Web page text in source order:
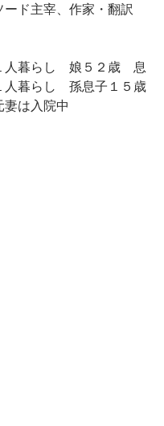
ード主宰、作家・翻訳
人暮らし 娘５２歳 息
人暮らし 孫息子１５歳
は入院中